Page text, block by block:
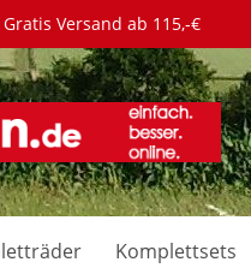
Gratis Versand ab 115,-€
Komplettsets